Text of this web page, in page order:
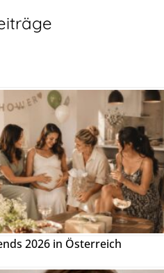
2026 in Österreich